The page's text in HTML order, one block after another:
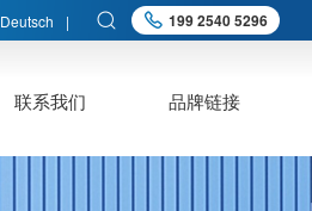
Deutsch | 199 2540 5296
联系我们 品牌链接